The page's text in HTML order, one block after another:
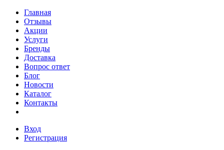
Главная
Отзывы
Акции
Услуги
Бренды
Доставка
Вопрос ответ
Блог
Новости
Каталог
Контакты
Вход
Регистрация